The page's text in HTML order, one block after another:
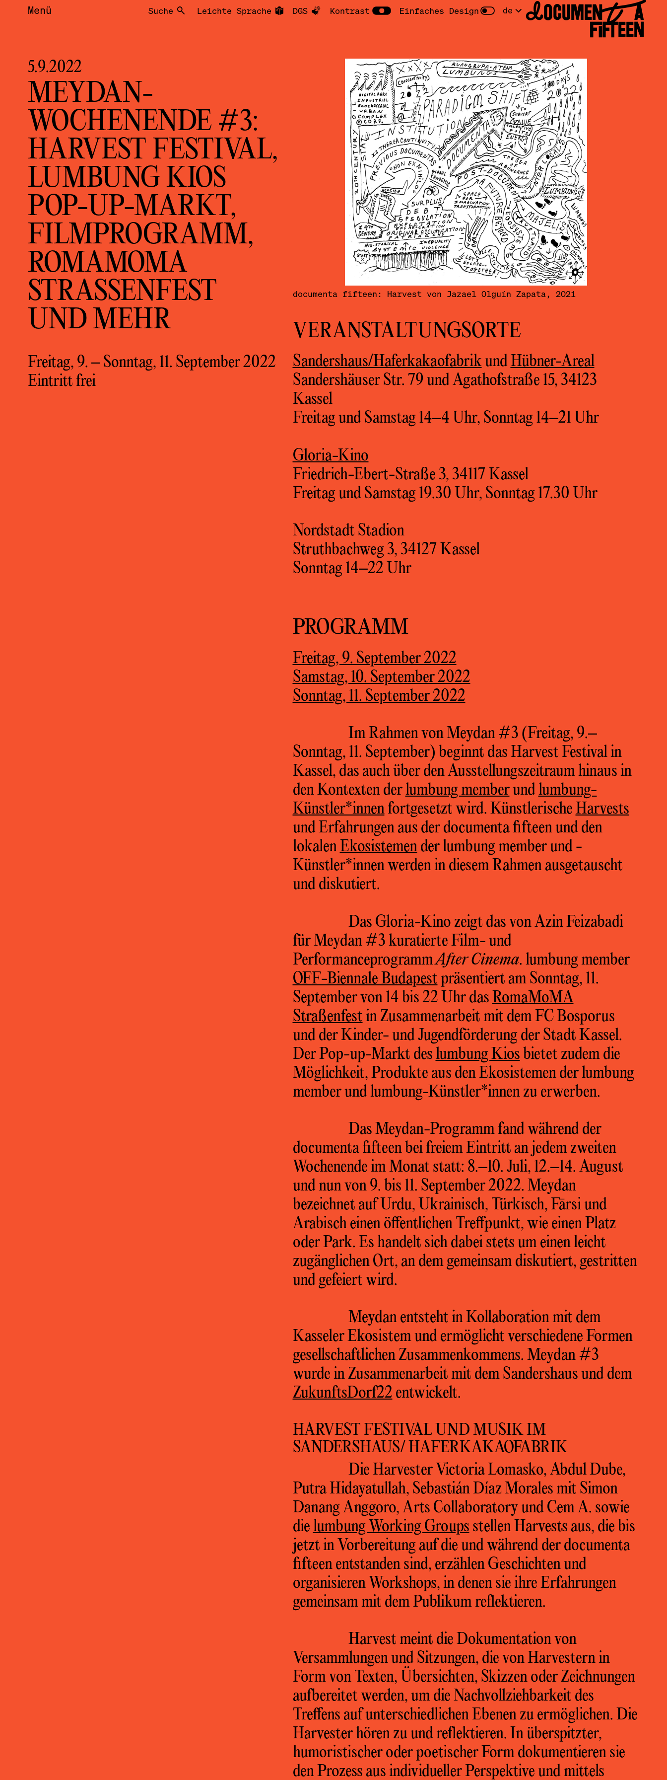
Menü Suche Leichte Sprache DGS Kontrast Einfaches Design de DOCUMENTA
FIFTEEN
5.9.2022
MEYDAN-
WOCHENENDE #3:
HARVEST FESTIVAL,
LUMBUNG KIOS
POP-UP-MARKT,
FILMPROGRAMM,
ROMAMOMA
STRASSENFEST U
ND MEHR
Freitag, 9. – Sonntag, 11. September 2022
Eintritt frei
documenta fifteen: Harvest von Jazael Olguín Zapata, 2021
VERANSTALTUNGSORTE
Sandershaus/HaferkakaofabrikundHübner-Areal
Sandershäuser Str. 79 und Agathofstraße 15, 34123
Kassel
Freitag und Samstag 14–4 Uhr, Sonntag 14–21 Uhr
Gloria-Kino
Friedrich-Ebert-Straße 3, 34117 Kassel
Freitag und Samstag 19.30 Uhr, Sonntag 17.30 Uhr
Nordstadt Stadion
Struthbachweg 3, 34127 Kassel
Sonntag 14–22 Uhr
PROGRAMM
Freitag, 9. September 2022
Samstag, 10. September 2022
Sonntag, 11. September 2022
Im Rahmen von Meydan #3 (Freitag, 9.–
Sonntag, 11. September) beginnt das Harvest Festival in
Kassel, das auch über den Ausstellungszeitraum hinaus in
den Kontexten derlumbung memberundlumbung-
Künstler*innenfortgesetzt wird. Künstlerische Harvests
und Erfahrungen aus der documenta fifteen und den
lokalenEkosistemender lumbung member und -
Künstler*innen werden in diesem Rahmen ausgetauscht
und diskutiert.
Das Gloria-Kino zeigt das von Azin Feizabadi
für Meydan #3 kuratierte Film- und
PerformanceprogrammAfter Cinema. lumbung member
OFF-Biennale Budapest präsentiert am Sonntag, 11.
September von 14 bis 22 Uhr das RomaMoMA
Straßenfest in Zusammenarbeit mit dem FC Bosporus
und der Kinder- und Jugendförderung der Stadt Kassel.
Der Pop-up-Markt des lumbung Kios bietet zudem die
Möglichkeit, Produkte aus den Ekosistemen der lumbung
member und lumbung-Künstler*innen zu erwerben.
Das Meydan-Programm fand während der
documenta fifteen bei freiem Eintritt an jedem zweiten
Wochenende im Monat statt: 8.–10. Juli, 12.–14. August
und nun von 9. bis 11. September 2022. Meydan
bezeichnet auf Urdu, Ukrainisch, Türkisch, Fārsi und
Arabisch einen öffentlichen Treffpunkt, wie einen Platz
oder Park. Es handelt sich dabei stets um einen leicht
zugänglichen Ort, an dem gemeinsam diskutiert, gestritten
und gefeiert wird.
Meydan entsteht in Kollaboration mit dem
Kasseler Ekosistem und ermöglicht verschiedene Formen
gesellschaftlichen Zusammenkommens. Meydan #3
wurde in Zusammenarbeit mit dem Sandershaus und dem
ZukunftsDorf22 entwickelt.
HARVEST FESTIVAL UND MUSIK IM
SANDERSHAUS/ HAFERKAKAOFABRIK
Die Harvester Victoria Lomasko, Abdul Dube,
Putra Hidayatullah, Sebastián Díaz Morales mit Simon
Danang Anggoro, Arts Collaboratory und Cem A. sowie
die lumbung Working Groups stellen Harvests aus, die bis
jetzt in Vorbereitung auf die und während der documenta
fifteen entstanden sind, erzählen Geschichten und
organisieren Workshops, in denen sie ihre Erfahrungen
gemeinsam mit dem Publikum reflektieren.
Harvest meint die Dokumentation von
Versammlungen und Sitzungen, die von Harvestern in
Form von Texten, Übersichten, Skizzen oder Zeichnungen
aufbereitet werden, um die Nachvollziehbarkeit des
Treffens auf unterschiedlichen Ebenen zu ermöglichen. Die
Harvester hören zu und reflektieren. In überspitzter,
humoristischer oder poetischer Form dokumentieren sie
den Prozess aus individueller Perspektive und mittels